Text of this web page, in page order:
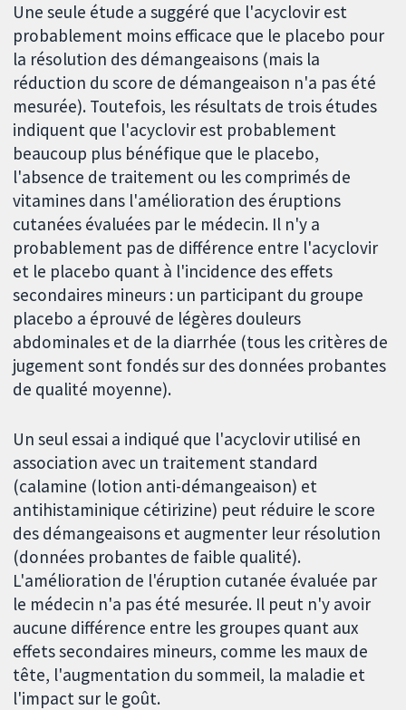
Une seule étude a suggéré que l'acyclovir est
probablement moins efficace que le placebo pour
la résolution des démangeaisons (mais la
réduction du score de démangeaison n'a pas été
mesurée). Toutefois, les résultats de trois études
indiquent que l'acyclovir est probablement
beaucoup plus bénéfique que le placebo,
l'absence de traitement ou les comprimés de
vitamines dans l'amélioration des éruptions
cutanées évaluées par le médecin. Il n'y a
probablement pas de différence entre l'acyclovir
et le placebo quant à l'incidence des effets
secondaires mineurs : un participant du groupe
placebo a éprouvé de légères douleurs
abdominales et de la diarrhée (tous les critères de
jugement sont fondés sur des données probantes
de qualité moyenne).
Un seul essai a indiqué que l'acyclovir utilisé en
association avec un traitement standard
(calamine (lotion anti-démangeaison) et
antihistaminique cétirizine) peut réduire le score
des démangeaisons et augmenter leur résolution
(données probantes de faible qualité).
L'amélioration de l'éruption cutanée évaluée par
le médecin n'a pas été mesurée. Il peut n'y avoir
aucune différence entre les groupes quant aux
effets secondaires mineurs, comme les maux de
tête, l'augmentation du sommeil, la maladie et
l'impact sur le goût.